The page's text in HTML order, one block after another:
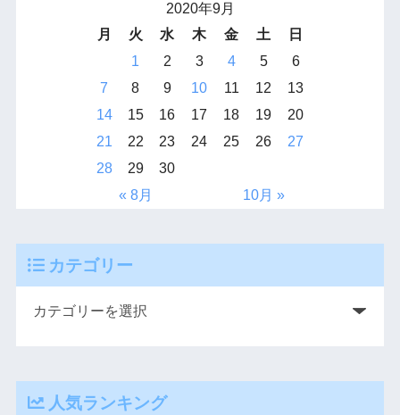
2020年9月
月
火 水 木 金 土 日
« 8月 10月 »
1 2 3 4 5
6
7
8 9 10 11 12
13
14
15 16 17 18 19
20
21
22 23 24 25 26
27
28
29 30
カテゴリー
人気ランキング